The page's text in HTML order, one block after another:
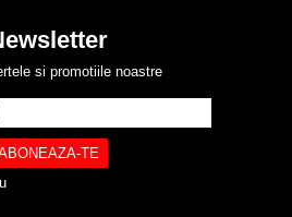
si promotiile noastre